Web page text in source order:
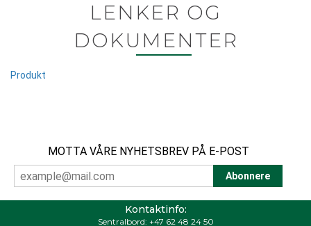
LENKER OG
DOKUMENTER
Produkt
MOTTA VÅRE NYHETSBREV PÅ E-POST
Kontaktinfo:
Sentralbord: +47 62 48 24 50